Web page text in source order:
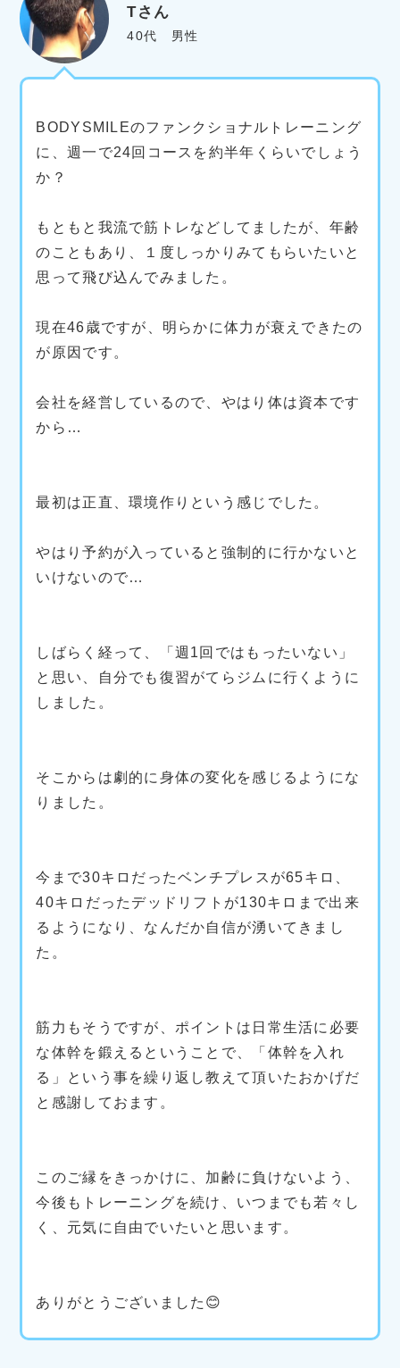
Tさん
40代 男性
BODYSMILEのファンクショナルトレーニング
に、週一で24回コースを約半年くらいでしょう
か？
もともと我流で筋トレなどしてましたが、年齢
のこともあり、１度しっかりみてもらいたいと
思って飛び込んでみました。
現在46歳ですが、明らかに体力が衰えできたの
が原因です。
会社を経営しているので、やはり体は資本です
から…
最初は正直、環境作りという感じでした。
やはり予約が入っていると強制的に行かないと
いけないので…
しばらく経って、「週1回ではもったいない」
と思い、自分でも復習がてらジムに行くように
しました。
そこからは劇的に身体の変化を感じるようにな
りました。
今まで30キロだったベンチプレスが65キロ、
40キロだったデッドリフトが130キロまで出来
るようになり、なんだか自信が湧いてきまし
た。
筋力もそうですが、ポイントは日常生活に必要
な体幹を鍛えるということで、「体幹を入れ
る」という事を繰り返し教えて頂いたおかげだ
と感謝しておます。
このご縁をきっかけに、加齢に負けないよう、
今後もトレーニングを続け、いつまでも若々し
く、元気に自由でいたいと思います。
ありがとうございました😊